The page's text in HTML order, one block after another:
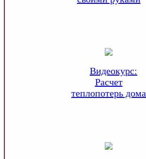
Видеокурс:
Расчет
теплопотерь дома